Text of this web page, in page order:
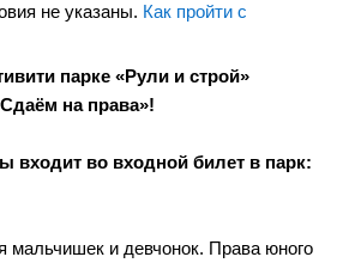
не указаны. Как пройти с
парке «Рули и строй»
на права»!
входит во входной билет в парк:
мальчишек и девчонок. Права юного